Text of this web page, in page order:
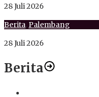
28 Juli 2026
Berita,Palembang
28 Juli 2026
Berita